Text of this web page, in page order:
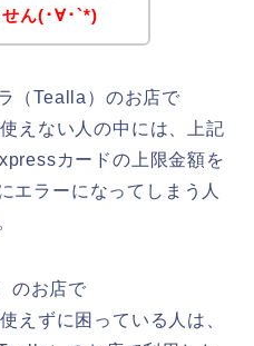
せん(･∀･`*)
（Tealla）のお店で
えない人の中には、上記
カードの上限金額を
エラーになってしまう人
のお店で
えずに困っている人は、